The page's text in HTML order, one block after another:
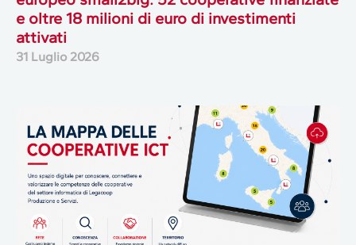
e oltre 18 milioni di euro di investimenti
attivati
31 Luglio 2026